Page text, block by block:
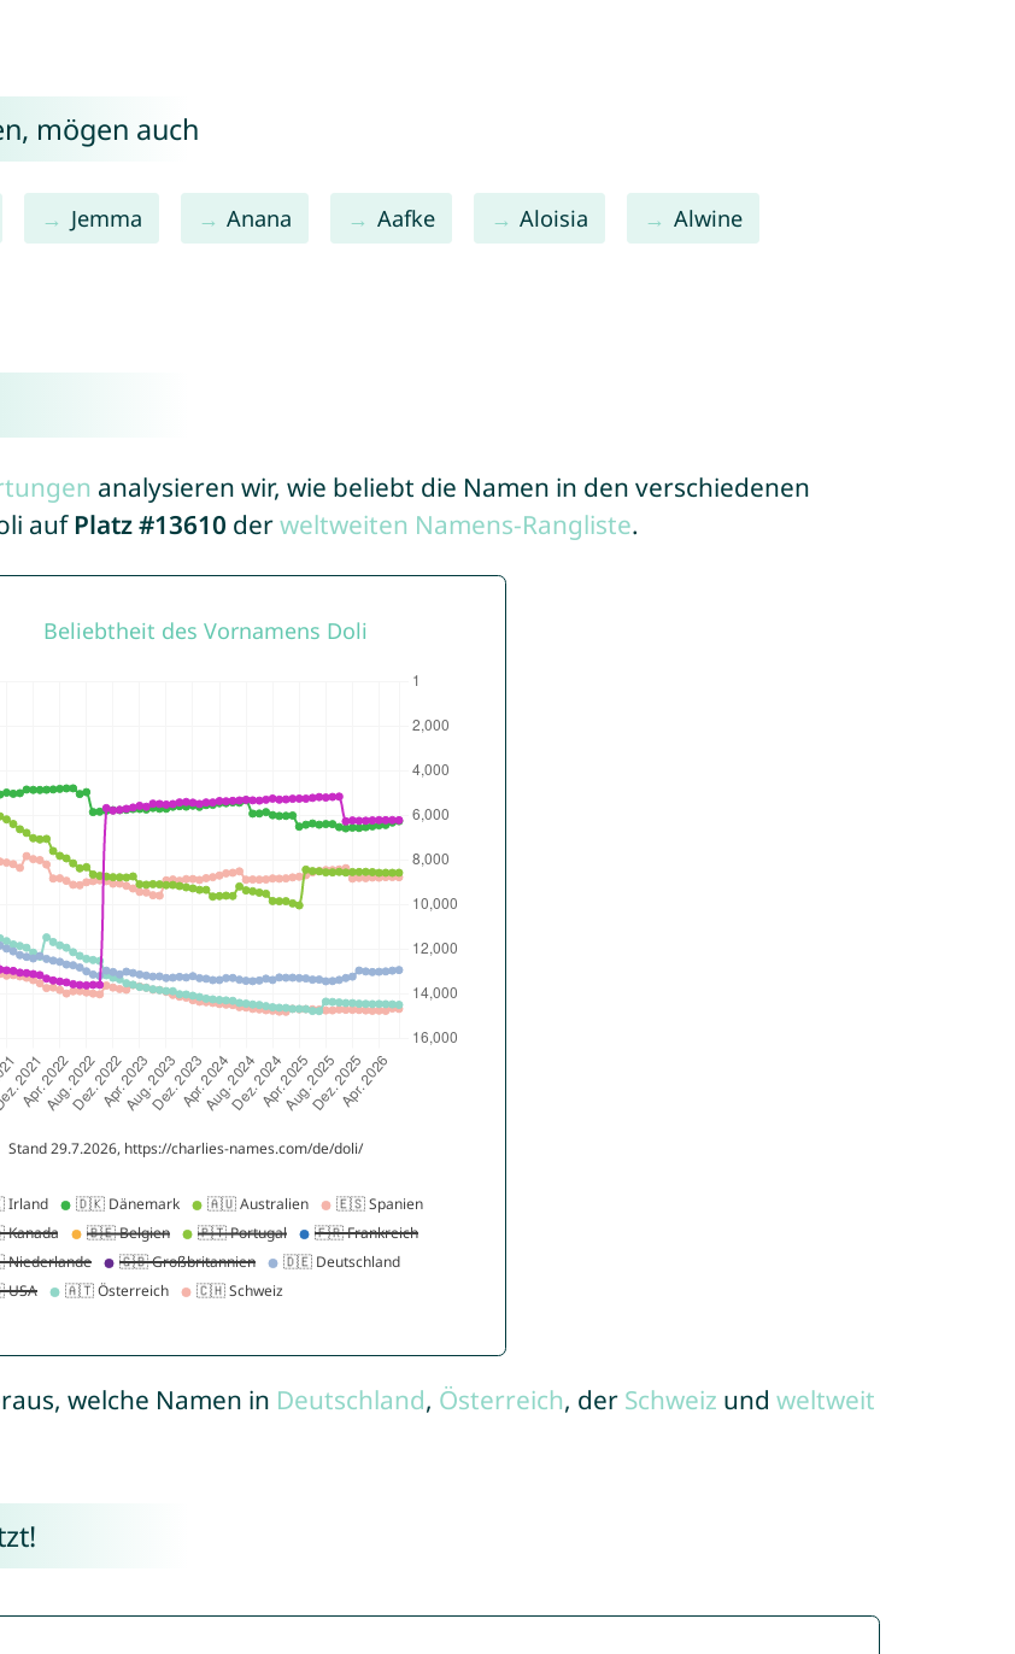
mögen auch
Jemma Anana Aafke Aloisia Alwine
analysieren wir, wie beliebt die Namen in den verschiedenen
auf Platz #13610 derweltweiten Namens-Rangliste.
welche Namen in Deutschland, Österreich, der Schweiz und weltweit